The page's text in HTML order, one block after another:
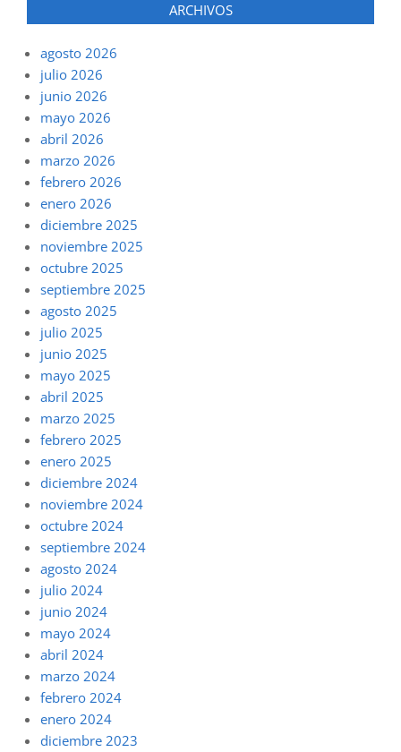
ARCHIVOS
agosto 2026
julio 2026
junio 2026
mayo 2026
abril 2026
marzo 2026
febrero 2026
enero 2026
diciembre 2025
noviembre 2025
octubre 2025
septiembre 2025
agosto 2025
julio 2025
junio 2025
mayo 2025
abril 2025
marzo 2025
febrero 2025
enero 2025
diciembre 2024
noviembre 2024
octubre 2024
septiembre 2024
agosto 2024
julio 2024
junio 2024
mayo 2024
abril 2024
marzo 2024
febrero 2024
enero 2024
diciembre 2023